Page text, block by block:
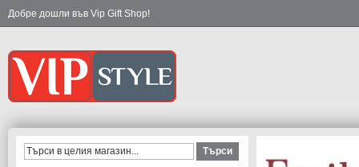
Добре дошли във Vip Gift Shop!
Търси